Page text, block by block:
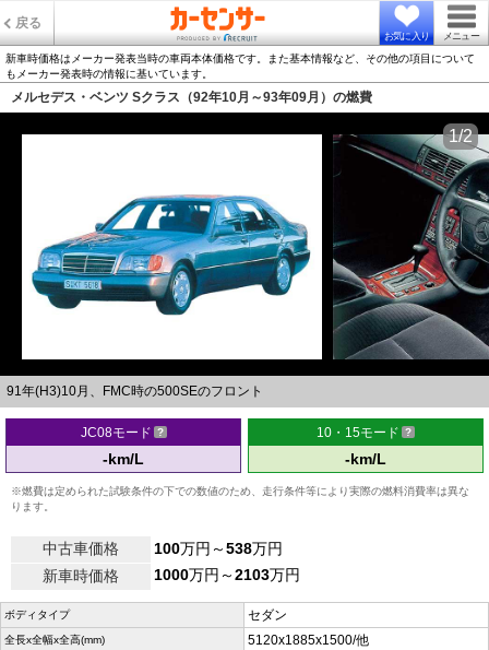
戻る
お気に入り メニュー
新車時価格はメーカー発表当時の車両本体価格です。また基本情報など、その他の項目について
もメーカー発表時の情報に基いています。
メルセデス・ベンツ Sクラス（92年10月～93年09月）の燃費
91年(H3)10月、FMC時の500SEのフロント
1/2
JC08モード
-km/L
10・15モード
-km/L
※燃費は定められた試験条件の下での数値のため、走行条件等により実際の燃料消費率は異な
ります。
中古車価格 100万円～538万円
新車時価格
1000万円～2103万円
ボディタイプ セダン
全長x全幅x全高(mm) 5120x1885x1500/他